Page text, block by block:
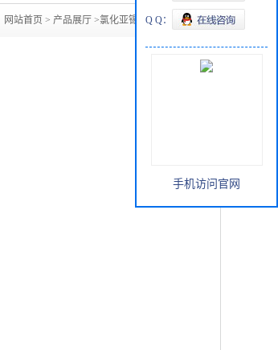
网站首页 > 产品展厅 >氯化亚锡7772-99-8
Q Q：
手机访问官网